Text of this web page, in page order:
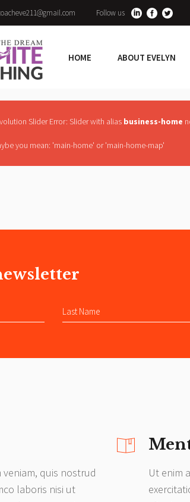
Follow us
HOME ABOUT EVELYN
Slider Error: Slider with alias business-home
you mean: 'main-home' or 'main-home-map'
veniam, quis nostrud
laboris nisi ut
Ut enim